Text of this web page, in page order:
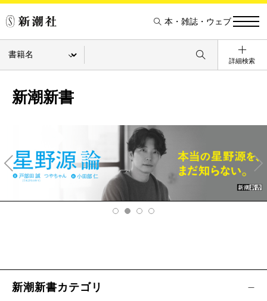
本・雑誌・ウェブ
詳細検索
新潮新書
v
Ne
xt
新潮新書カテゴリ